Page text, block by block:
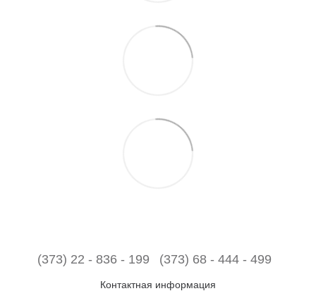
(373) 22 - 836 - 199 (373) 68 - 444 - 499
Контактная информация